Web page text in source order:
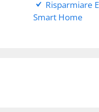
Risparmiare
Smart Home